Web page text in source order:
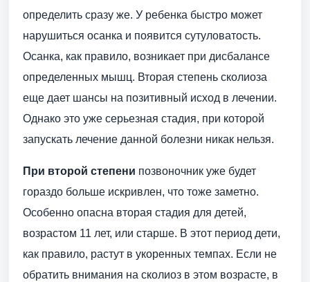
определить сразу же. У ребенка быстро может
нарушиться осанка и появится сутуловатость.
Осанка, как правило, возникает при дисбалансе
определенных мышц. Вторая степень сколиоза
еще дает шансы на позитивный исход в лечении.
Однако это уже серьезная стадия, при которой
запускать лечение данной болезни никак нельзя.
При второй степени позвоночник уже будет
гораздо больше искривлен, что тоже заметно.
Особенно опасна вторая стадия для детей,
возрастом 11 лет, или старше. В этот период дети,
как правило, растут в укоренных темпах. Если не
обратить внимания на сколиоз в этом возрасте, в